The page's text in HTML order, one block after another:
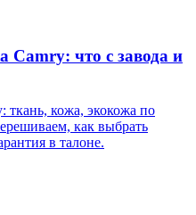
Camry: что с завода и
ткань, кожа, экокожа по
как выбрать
в талоне.